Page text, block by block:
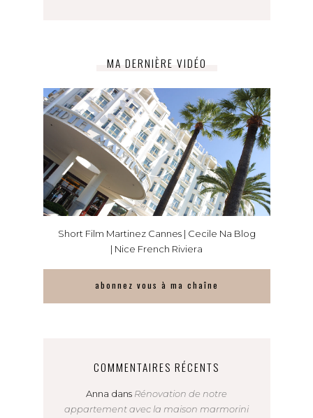
MA DERNIÈRE VIDÉO
Short Film Martinez Cannes | Cecile Na Blog
| Nice French Riviera
abonnez vous à ma chaîne
COMMENTAIRES RÉCENTS
Anna dans Rénovation de notre
appartement avec la maison marmorini